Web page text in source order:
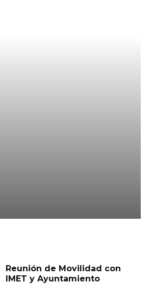
Reunión de Movilidad con
IMET y Ayuntamiento